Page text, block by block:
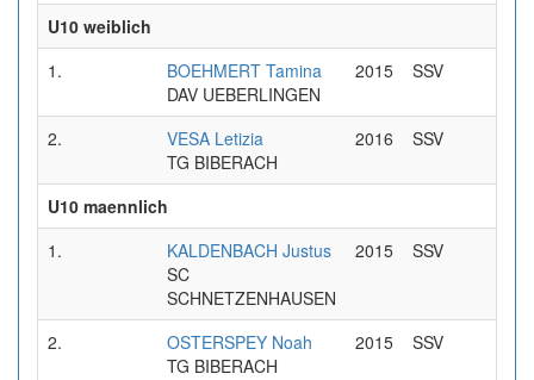
U10 weiblich
1.
BOEHMERT Tamina
DAV UEBERLINGEN
2015 SSV
2.
VESA Letizia
TG BIBERACH
2016 SSV
U10 maennlich
1.
KALDENBACH Justus
SC
SCHNETZENHAUSEN
2015 SSV
2.
OSTERSPEY Noah
TG BIBERACH
2015 SSV